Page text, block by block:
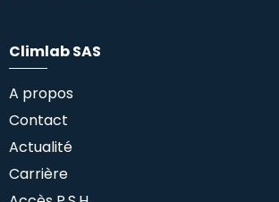
Climlab SAS
A propos
Contact
Actualité
Carrière